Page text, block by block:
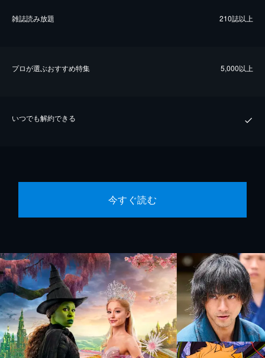
雑誌読み放題 210誌以上
プロが選ぶおすすめ特集 5,000以上
いつでも解約できる
今すぐ読む